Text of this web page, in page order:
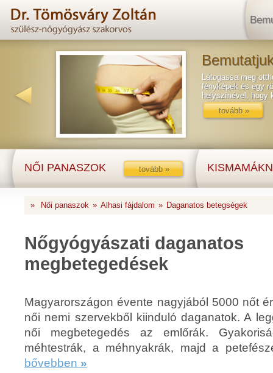
Látogassa meg
fényképek és egy
helyszínével, hogy
tovább »
NŐI PANASZOK tovább »
» Női panaszok » Alhasi fájdalom » Daganatos betegségek
Nőgyógyászati daganatos
megbetegedések
Magyarországon évente nagyjából 5000 nőt
női nemi szervekből kiinduló daganatok. A
női megbetegedés az emlőrák.
méhtestrák, a méhnyakrák, majd a
bővebben »